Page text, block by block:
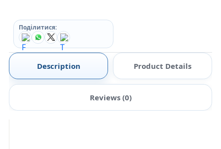
Поділитися:
Description Product Details
Reviews (0)